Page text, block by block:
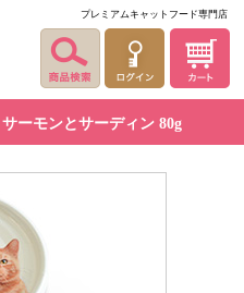
プレミアムキャットフード専門店
ーモンとサーディン 80g